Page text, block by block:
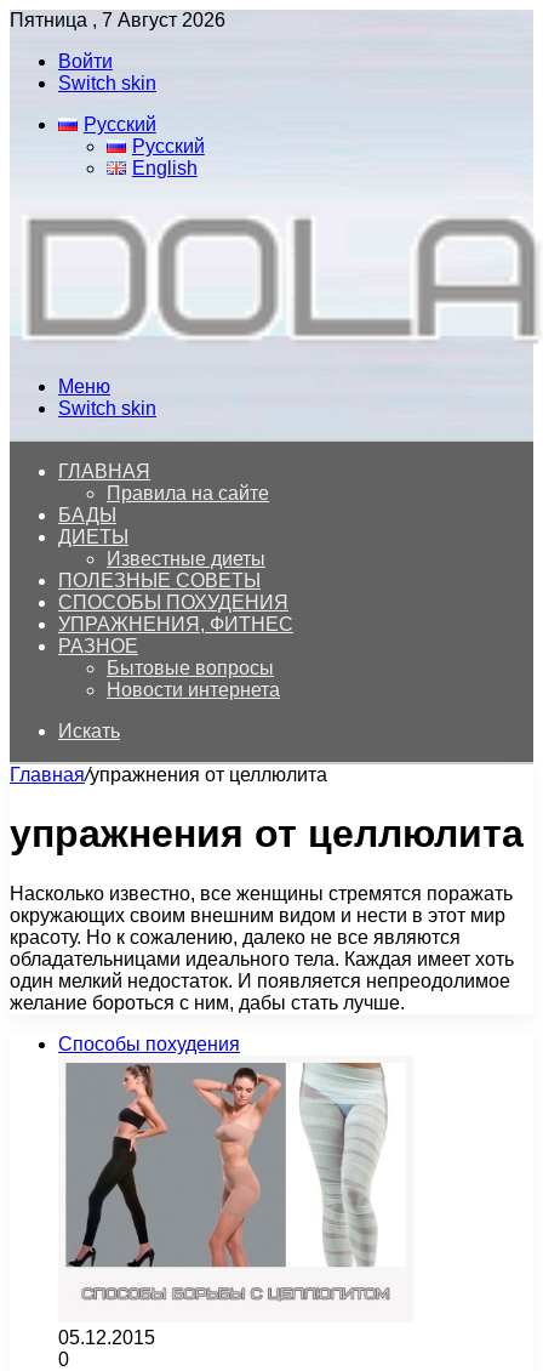
Пятница , 7 Август 2026
Войти
Switch skin
Русский
Русский
English
Меню
Switch skin
ГЛАВНАЯ
Правила на сайте
БАДЫ
ДИЕТЫ
Известные диеты
ПОЛЕЗНЫЕ СОВЕТЫ
СПОСОБЫ ПОХУДЕНИЯ
УПРАЖНЕНИЯ, ФИТНЕС
РАЗНОЕ
Бытовые вопросы
Новости интернета
Искать
Главная/упражнения от целлюлита
упражнения от целлюлита
Насколько известно, все женщины стремятся поражать
окружающих своим внешним видом и нести в этот мир
красоту. Но к сожалению, далеко не все являются
обладательницами идеального тела. Каждая имеет хоть
один мелкий недостаток. И появляется непреодолимое
желание бороться с ним, дабы стать лучше.
Способы похудения
05.12.2015
0